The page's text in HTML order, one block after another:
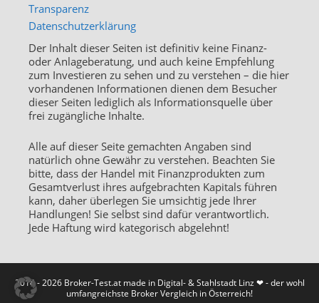
Transparenz
Datenschutzerklärung
Der Inhalt dieser Seiten ist definitiv keine Finanz-
oder Anlageberatung, und auch keine Empfehlung
zum Investieren zu sehen und zu verstehen – die hier
vorhandenen Informationen dienen dem Besucher
dieser Seiten lediglich als Informationsquelle über
frei zugängliche Inhalte.
Alle auf dieser Seite gemachten Angaben sind
natürlich ohne Gewähr zu verstehen. Beachten Sie
bitte, dass der Handel mit Finanzprodukten zum
Gesamtverlust ihres aufgebrachten Kapitals führen
kann, daher überlegen Sie umsichtig jede Ihrer
Handlungen! Sie selbst sind dafür verantwortlich.
Jede Haftung wird kategorisch abgelehnt!
2014 - 2026 Broker-Test.at made in Digital- & Stahlstadt Linz ❤ - der wohl
umfangreichste Broker Vergleich in Österreich!